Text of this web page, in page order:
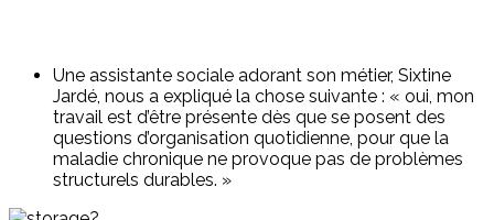
Une assistante sociale adorant son métier, Sixtine
Jardé, nous a expliqué la chose suivante : « oui, mon
travail est d’être présente dès que se posent des
questions d’organisation quotidienne, pour que la
maladie chronique ne provoque pas de problèmes
structurels durables. »